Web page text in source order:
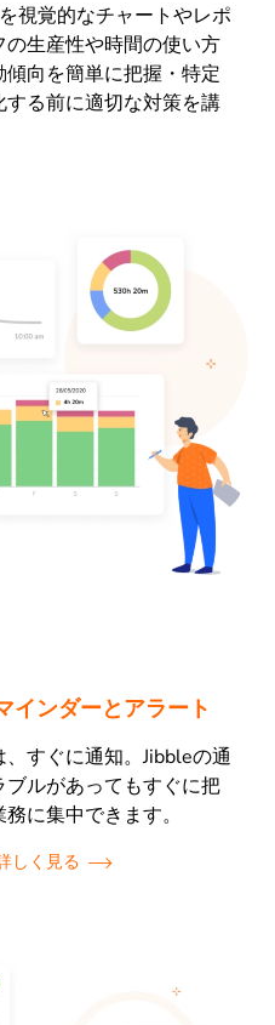
視覚的なチャートやレポ
生産性や時間の使い方
向を簡単に把握・特定
る前に適切な対策を講
インダーとアラート
すぐに通知。Jibbleの通
ルがあってもすぐに把
に集中できます。
しく見る